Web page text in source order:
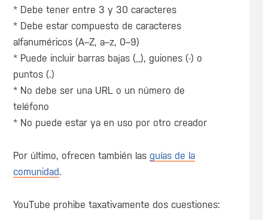
* Debe tener entre 3 y 30 caracteres
* Debe estar compuesto de caracteres
alfanuméricos (A–Z, a–z, 0–9)
* Puede incluir barras bajas (_), guiones (-) o
puntos (.)
* No debe ser una URL o un número de
teléfono
* No puede estar ya en uso por otro creador
Por último, ofrecen también las guías de la
comunidad.
YouTube prohibe taxativamente dos cuestiones: